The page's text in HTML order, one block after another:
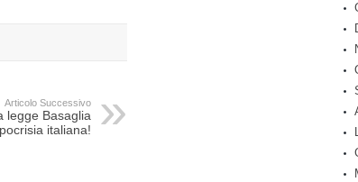
Articolo Successivo
legge Basaglia
italiana!